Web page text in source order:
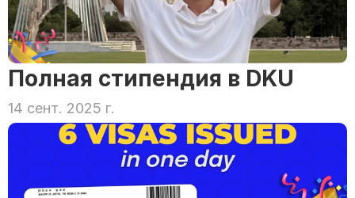
Полная стипендия в DKU
14 сент. 2025 г.